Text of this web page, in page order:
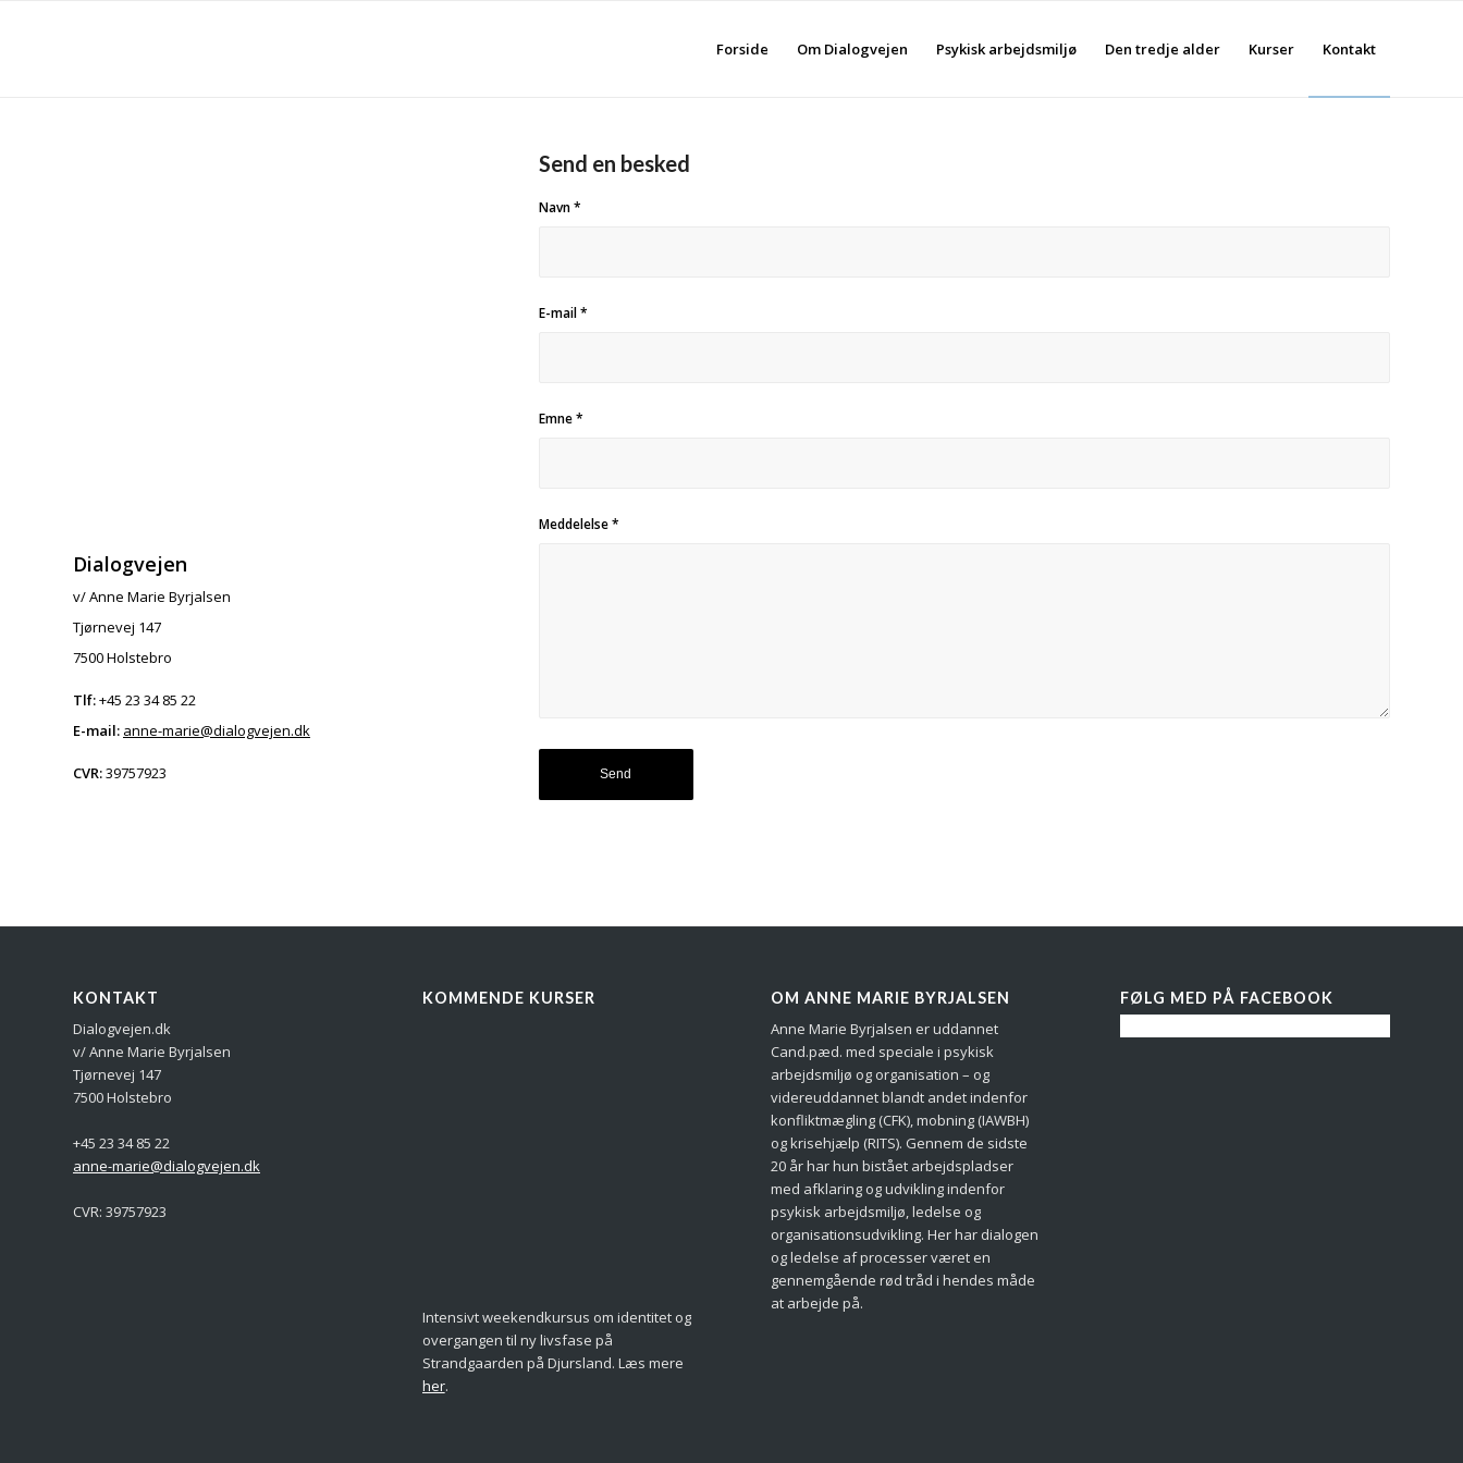
Forside Om Dialogvejen Psykisk arbejdsmiljø Den tredje alder Kurser Kontakt
Dialogvejen
v/ Anne Marie Byrjalsen
Tjørnevej 147
7500 Holstebro
Tlf:+45 23 34 85 22
E-mail: anne-marie@dialogvejen.dk
CVR:39757923
Send en besked
Navn*
E-mail*
Emne*
Meddelelse*
KONTAKT
Dialogvejen.dk
v/ Anne Marie Byrjalsen
Tjørnevej 147
7500 Holstebro
+45 23 34 85 22
anne-marie@dialogvejen.dk
CVR: 39757923
KOMMENDE KURSER
Intensivt weekendkursus om identitet og
overgangen til ny livsfase på
Strandgaarden på Djursland. Læs mere
her.
OM ANNE MARIE BYRJALSEN
Anne Marie Byrjalsen er uddannet
Cand.pæd. med speciale i psykisk
arbejdsmiljø og organisation – og
videreuddannet blandt andet indenfor
konfliktmægling (CFK), mobning (IAWBH)
og krisehjælp (RITS). Gennem de sidste
20 år har hun bistået arbejdspladser
med afklaring og udvikling indenfor
psykisk arbejdsmiljø, ledelse og
organisationsudvikling. Her har dialogen
og ledelse af processer været en
gennemgående rød tråd i hendes måde
at arbejde på.
FØLG MED PÅ FACEBOOK